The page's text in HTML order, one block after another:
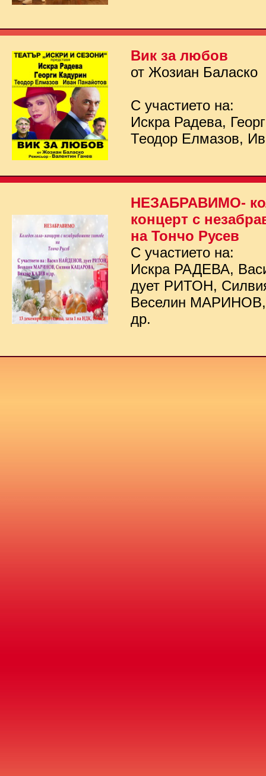
Вик за любов
от Жозиан Баласко
С участието на:
Искра Радева,
Теодор Елмазов,
НЕЗАБРАВИМО-
концерт с
на Тончо Русев
С участието на:
Искра РАДЕВА,
дует РИТОН,
Веселин
др.